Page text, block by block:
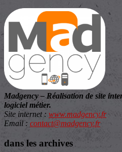
Madgency – Réalisation de site
logiciel métier.
Site internet : www.madgency.fr
Email : contact@madgency.fr
dans les archives